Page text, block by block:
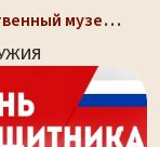
Тульский государственный музей оружия, здание-шлем...